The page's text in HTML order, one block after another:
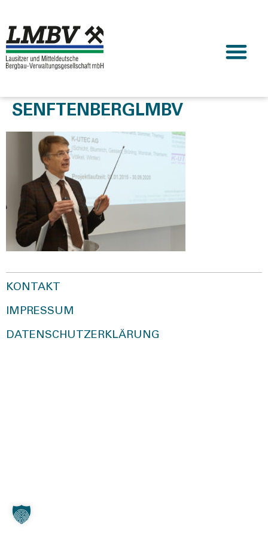
SENFTENBERGLMBV
KONTAKT
IMPRESSUM
DATENSCHUTZERKLÄRUNG